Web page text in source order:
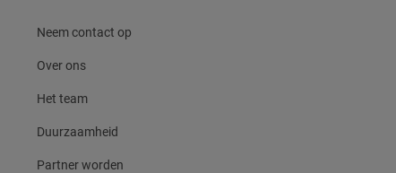
Neem contact op
Over ons
Het team
Duurzaamheid
Partner worden